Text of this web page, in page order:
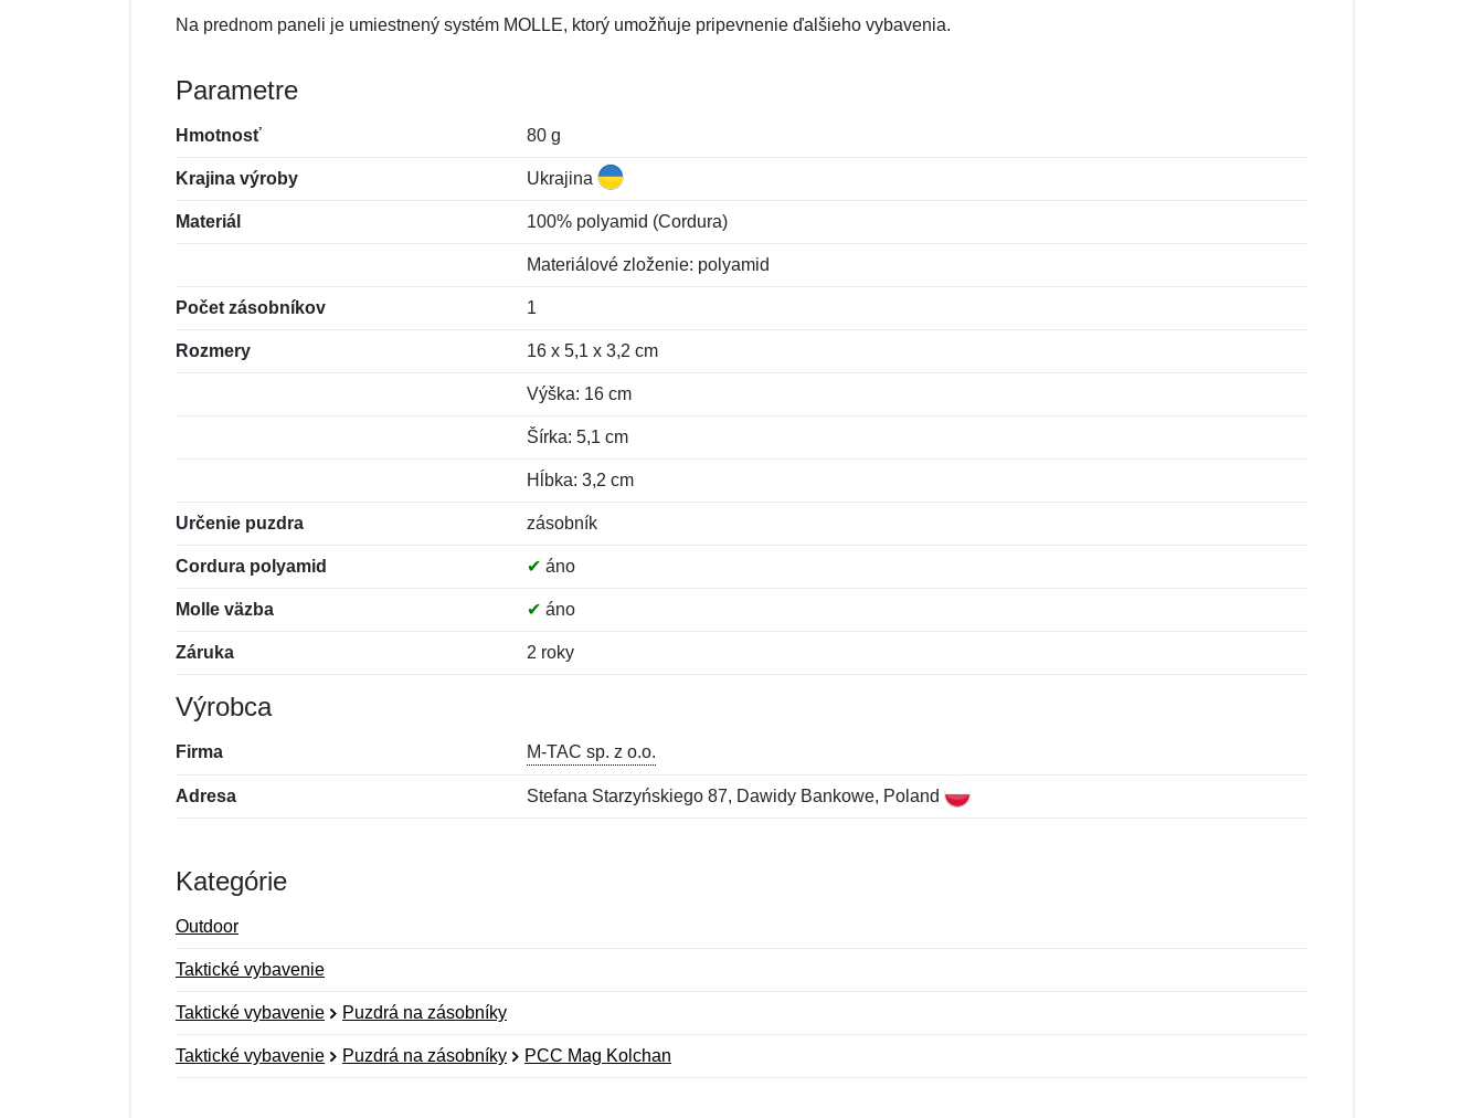
Na prednom paneli je umiestnený systém MOLLE, ktorý umožňuje pripevnenie ďalšieho vybavenia.
Parametre
Hmotnosť 80 g
Krajina výroby Ukrajina
Materiál 100% polyamid (Cordura)
Materiálové zloženie: polyamid
Počet zásobníkov 1
Rozmery 16 x 5,1 x 3,2 cm
Výška: 16 cm
Šírka: 5,1 cm
Hĺbka: 3,2 cm
Určenie puzdra zásobník
Cordura polyamid ✔ áno
Molle väzba ✔ áno
Záruka 2 roky
Výrobca
Firma M-TAC sp. z o.o.
Adresa Stefana Starzyńskiego 87, Dawidy Bankowe, Poland
Kategórie
Outdoor
Taktické vybavenie
Taktické vybavenie Puzdrá na zásobníky
Taktické vybavenie Puzdrá na zásobníky PCC Mag Kolchan